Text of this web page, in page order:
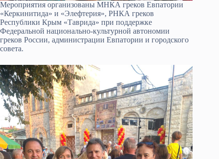
Мероприятия организованы МНКА греков Евпатории
«Керкинитида» и «Элефтерия», РНКА греков
Республики Крым «Таврида» при поддержке
Федеральной национально-культурной автономии
греков России, администрации Евпатории и городского
совета.